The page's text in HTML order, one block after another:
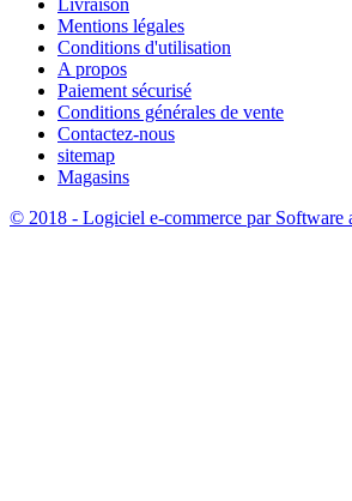
Mentions légales
Conditions d'utilisation
A propos
Paiement sécurisé
Conditions générales de vente
Contactez-nous
sitemap
Magasins
© 2018 - Logiciel e-commerce par Software